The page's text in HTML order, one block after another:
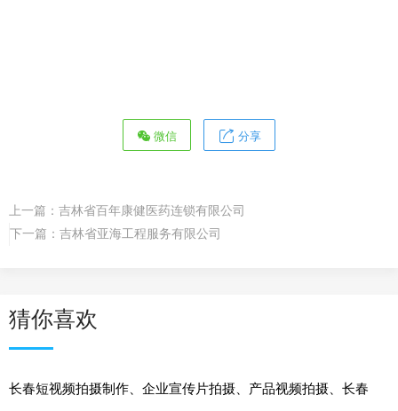
微信 分享
上一篇： 吉林省百年康健医药连锁有限公司
下一篇： 吉林省亚海工程服务有限公司
猜你喜欢
长春短视频拍摄制作、企业宣传片拍摄、产品视频拍摄、长春